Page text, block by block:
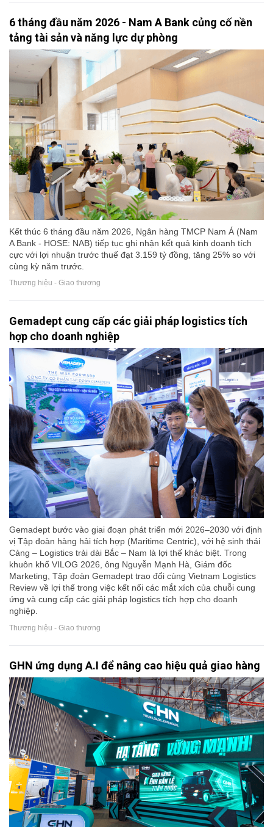
6 tháng đầu năm 2026 - Nam A Bank củng cố nền
tảng tài sản và năng lực dự phòng
Kết thúc 6 tháng đầu năm 2026, Ngân hàng TMCP Nam Á (Nam
A Bank - HOSE: NAB) tiếp tục ghi nhận kết quả kinh doanh tích
cực với lợi nhuận trước thuế đạt 3.159 tỷ đồng, tăng 25% so với
cùng kỳ năm trước.
Thương hiệu - Giao thương
Gemadept cung cấp các giải pháp logistics tích
hợp cho doanh nghiệp
Gemadept bước vào giai đoạn phát triển mới 2026–2030 với định
vị Tập đoàn hàng hải tích hợp (Maritime Centric), với hệ sinh thái
Cảng – Logistics trải dài Bắc – Nam là lợi thế khác biệt. Trong
khuôn khổ VILOG 2026, ông Nguyễn Mạnh Hà, Giám đốc
Marketing, Tập đoàn Gemadept trao đổi cùng Vietnam Logistics
Review về lợi thế trong việc kết nối các mắt xích của chuỗi cung
ứng và cung cấp các giải pháp logistics tích hợp cho doanh
nghiệp.
Thương hiệu - Giao thương
GHN ứng dụng A.I để nâng cao hiệu quả giao hàng